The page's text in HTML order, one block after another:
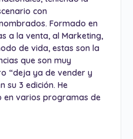
con
Formado en
a la venta, al Marketing,
de vida, estas son la
que son muy
“deja ya de vender y
su 3 edición. He
varios programas de